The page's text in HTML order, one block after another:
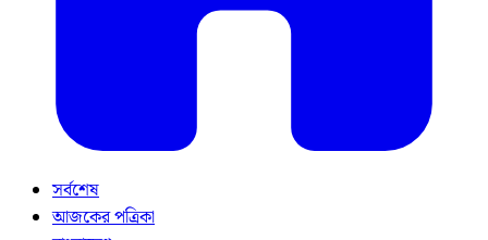
সর্বশেষ
আজকের পত্রিকা